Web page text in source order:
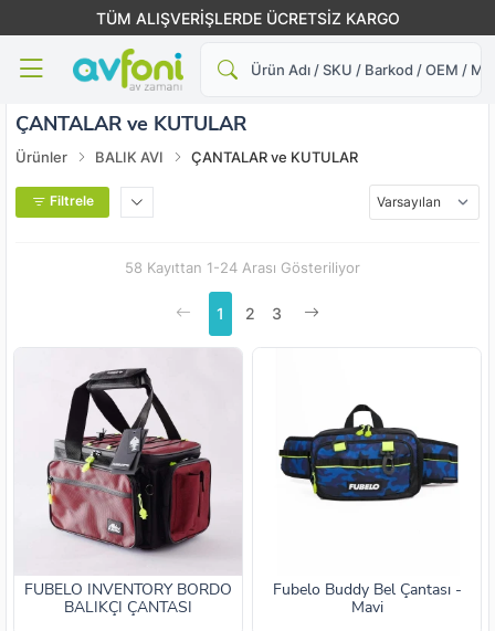
PEŞİN FİYATINA 3 TAKSİT
Ara
ÇANTALAR ve KUTULAR
Ürünler BALIK AVI ÇANTALAR ve KUTULAR
Filtrele
58 Kayıttan 1-24 Arası Gösteriliyor
1 2 3
FUBELO İNVENTORY BORDO
BALIKÇI ÇANTASI
Fubelo Buddy Bel Çantası -
Mavi